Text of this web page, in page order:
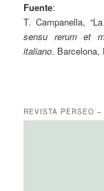
Fuente:
T. Campanella,
sensu rerum et
italiano. Barcelona,
REVISTA PERSEO –